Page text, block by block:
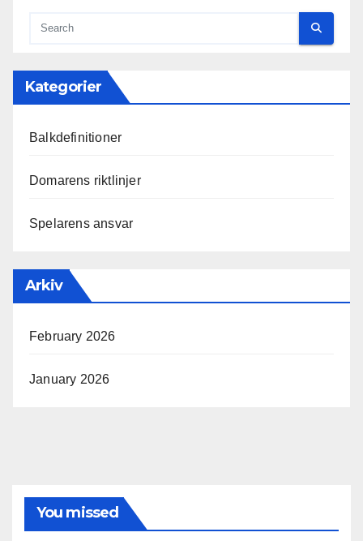
Kategorier
Balkdefinitioner
Domarens riktlinjer
Spelarens ansvar
Arkiv
February 2026
January 2026
You missed